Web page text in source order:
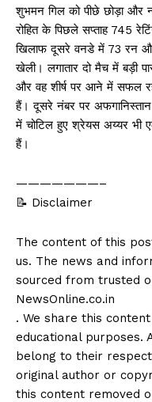
शुभमन गिल को पीछे छोड़ा
रोहित के पिछले सप्ताह 745
खिलाफ दूसरे वनडे में 73 रन और
खेली। लगातार दो मैच में बड़ी
और वह शीर्ष पर आने में सफल
हैं। दूसरे नंबर पर
में चोटिल हुए श्रेयस अय्यर भी
हैं।
———————–
📝 Disclaimer
The content of this
us. The news and
sourced from trusted
NewsOnline.co.in
. We share this
educational purposes.
belong to their
original author or
this content removed